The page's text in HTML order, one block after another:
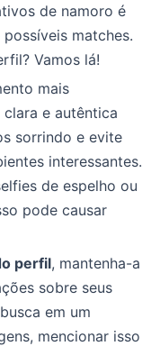
de namoro é
matches.
Vamos lá!
mais
e autêntica
sorrindo e evite
interessantes.
de espelho ou
pode causar
perfil, mantenha-a
sobre seus
em um
mencionar isso